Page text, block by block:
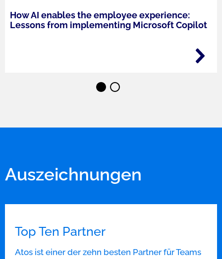
How AI enables the employee experience:
Lessons from implementing Microsoft Copilot
⬤ ⬤
Auszeichnungen
Top Ten Partner
Atos ist einer der zehn besten Partner für Teams